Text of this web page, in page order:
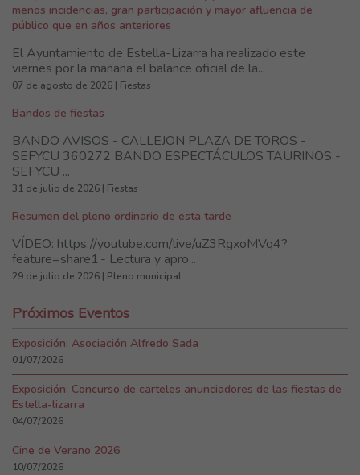
menos incidencias, gran participación y mayor afluencia de
público que en años anteriores
El Ayuntamiento de Estella-Lizarra ha realizado este
viernes por la mañana el balance oficial de la...
07 de agosto de 2026 | Fiestas
Bandos de fiestas
BANDO AVISOS - CALLEJON PLAZA DE TOROS -
SEFYCU 360272 BANDO ESPECTÁCULOS TAURINOS -
SEFYCU ...
31 de julio de 2026 | Fiestas
Resumen del pleno ordinario de esta tarde
VÍDEO: https://youtube.com/live/uZ3RgxoMVq4?
feature=share1.- Lectura y apro...
29 de julio de 2026 | Pleno municipal
Próximos Eventos
Exposición: Asociación Alfredo Sada
01/07/2026
Exposición: Concurso de carteles anunciadores de las fiestas de
Estella-lizarra
04/07/2026
Cine de Verano 2026
10/07/2026